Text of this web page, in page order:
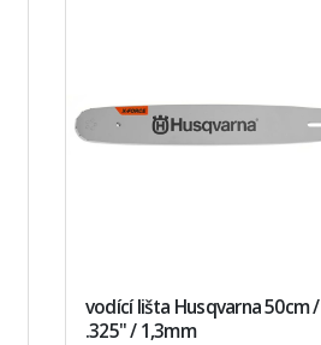
vodící lišta Husqvarna 50cm /
.325" / 1,3mm